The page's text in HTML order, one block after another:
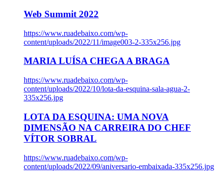
Web Summit 2022
https://www.ruadebaixo.com/wp-
content/uploads/2022/11/image003-2-335x256.jpg
MARIA LUÍSA CHEGA A BRAGA
https://www.ruadebaixo.com/wp-
content/uploads/2022/10/lota-da-esquina-sala-agua-2-
335x256.jpg
LOTA DA ESQUINA: UMA NOVA
DIMENSÃO NA CARREIRA DO CHEF
VÍTOR SOBRAL
https://www.ruadebaixo.com/wp-
content/uploads/2022/09/aniversario-embaixada-335x256.jpg